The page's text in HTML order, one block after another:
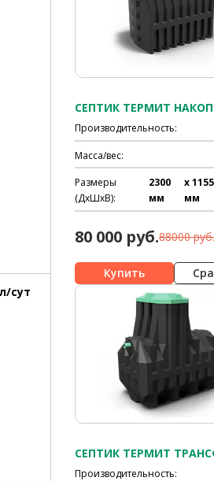
сут
Производительность:
Масса/вес:
Размеры
(ДхШхВ):
2300
мм
x 1155
мм
80 000 руб.88000 руб.
Производительность: